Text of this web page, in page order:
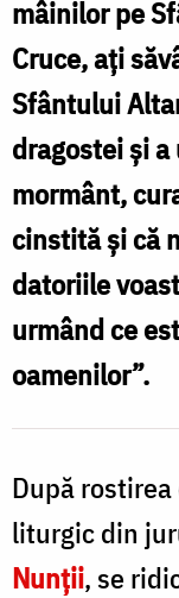
în
ritualul
ortodox
al
Tainei
Cununiei?
/
Foto:
Benedict
Both
mâinilor pe
Cruce, ați
Sfântului
dragostei și
mormânt,
cinstită și că
datoriile
urmând ce
oamenilor”.
După
liturgic din
Nunții, se